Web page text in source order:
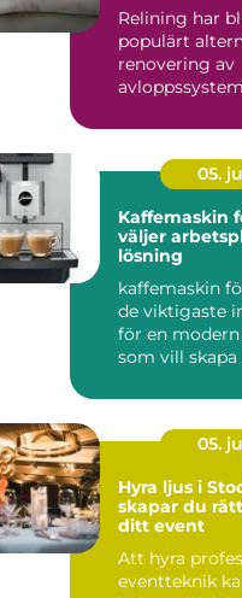
Relining har
populärt
renovering av
05.
Kaffemaskin
väljer
lösning
kaffemaskin
de viktigaste
för en
som vill skapa
05.
Hyra ljus i
skapar du
ditt event
Att hyra
eventteknik